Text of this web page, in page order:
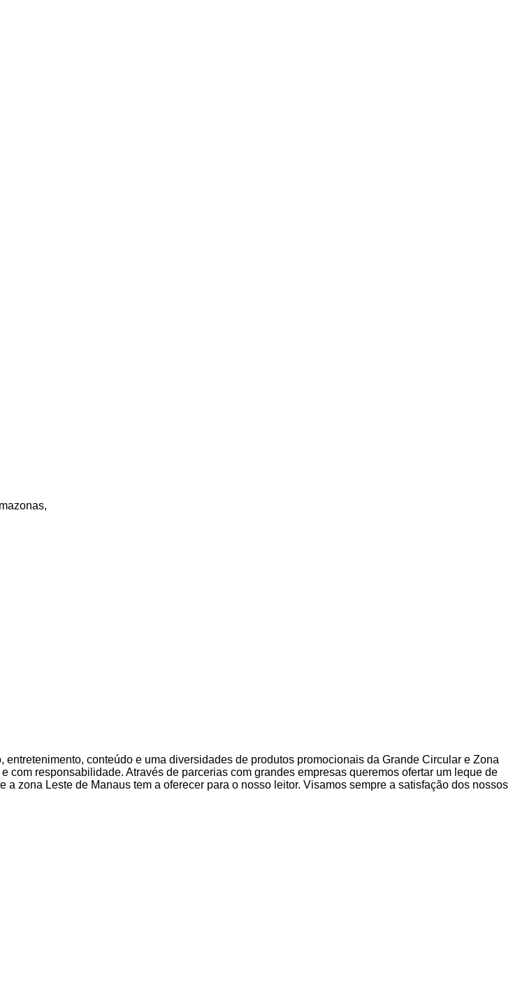
conteúdo e uma diversidades de produtos promocionais da Grande Circular e Zona
responsabilidade. Através de parcerias com grandes empresas queremos ofertar um leque de
zona Leste de Manaus tem a oferecer para o nosso leitor. Visamos sempre a satisfação dos nossos